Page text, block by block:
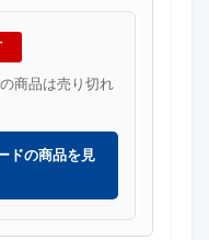
商品は売り切れ
ドの商品を見